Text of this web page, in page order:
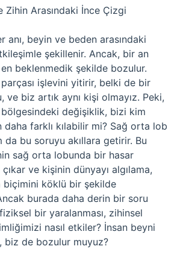
Zihin Arasındaki İnce Çizgi
anı, beyin ve beden arasındaki
şekillenir. Ancak, bir an
beklenmedik şekilde bozulur.
işlevini yitirir, belki de bir
ve biz artık aynı kişi olmayız. Peki,
değişiklik, bizi kim
farklı kılabilir mi? Sağ orta lob
da bu soruyu akıllara getirir. Bu
sağ orta lobunda bir hasar
ve kişinin dünyayı algılama,
biçimini köklü bir şekilde
burada daha derin bir soru
bir yaralanması, zihinsel
nasıl etkiler? İnsan beyni
biz de bozulur muyuz?